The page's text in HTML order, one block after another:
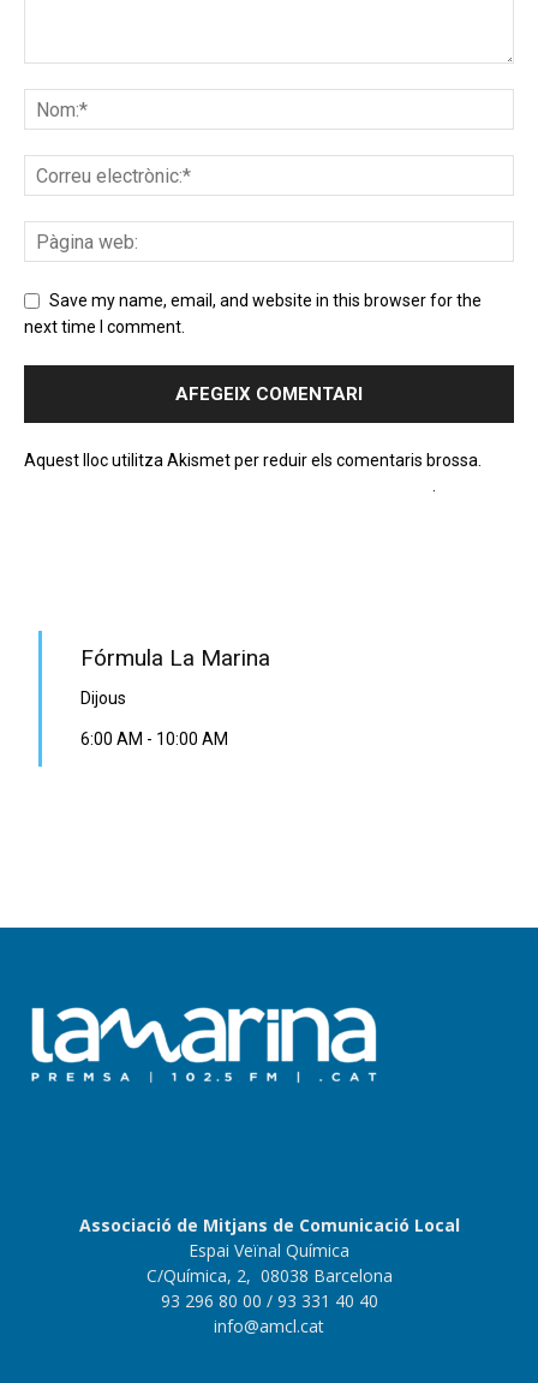
Save my name, email, and website in this browser for the
next time I comment.
Aquest lloc utilitza Akismet per reduir els comentaris brossa.
Fórmula La Marina
Dijous
6:00 AM - 10:00 AM
Associació de Mitjans de Comunicació Local
Espai Veïnal Química
C/Química, 2, 08038 Barcelona
93 296 80 00 / 93 331 40 40
info@amcl.cat